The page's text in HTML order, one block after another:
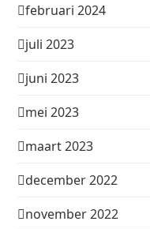
februari 2024
juli 2023
juni 2023
mei 2023
maart 2023
december 2022
november 2022